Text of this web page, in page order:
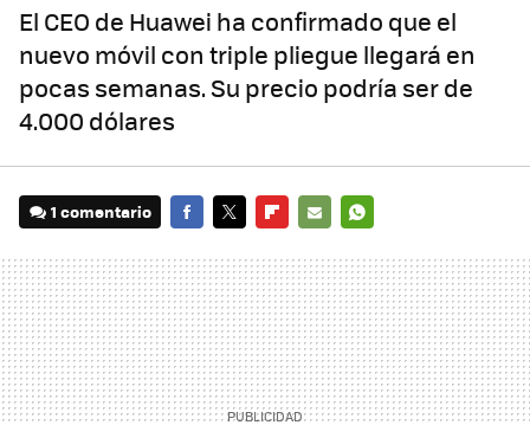
El CEO de Huawei ha confirmado que el
nuevo móvil con triple pliegue llegará en
pocas semanas. Su precio podría ser de
4.000 dólares
1 comentario
MAIL